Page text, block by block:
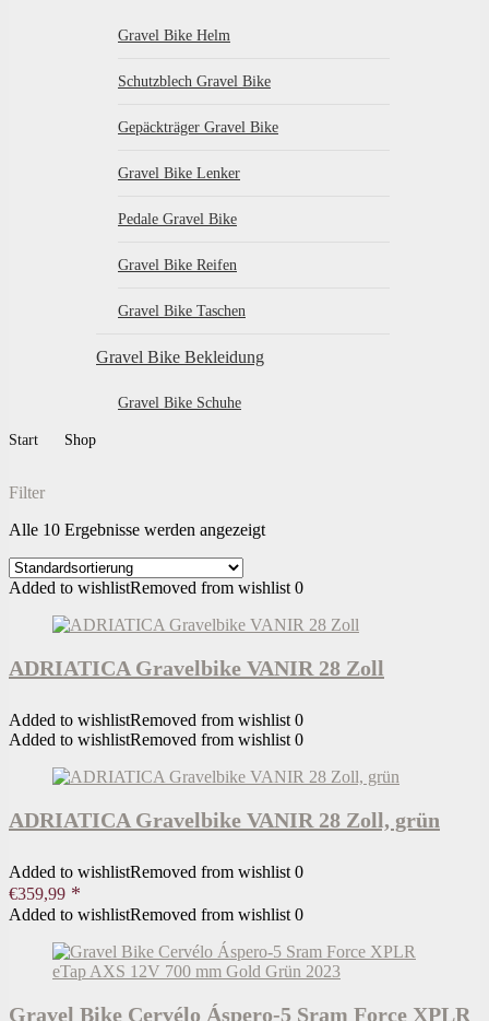
Gravel Bike Helm
Schutzblech Gravel Bike
Gepäckträger Gravel Bike
Gravel Bike Lenker
Pedale Gravel Bike
Gravel Bike Reifen
Gravel Bike Taschen
Gravel Bike Bekleidung
Gravel Bike Schuhe
Start Shop
Filter
Alle 10 Ergebnisse werden angezeigt
Added to wishlistRemoved from wishlist 0
ADRIATICA Gravelbike VANIR 28 Zoll
Added to wishlistRemoved from wishlist 0
Added to wishlistRemoved from wishlist 0
ADRIATICA Gravelbike VANIR 28 Zoll, grün
Added to wishlistRemoved from wishlist 0
€359,99
Added to wishlistRemoved from wishlist 0
Gravel Bike Cervélo Áspero-5 Sram Force XPLR